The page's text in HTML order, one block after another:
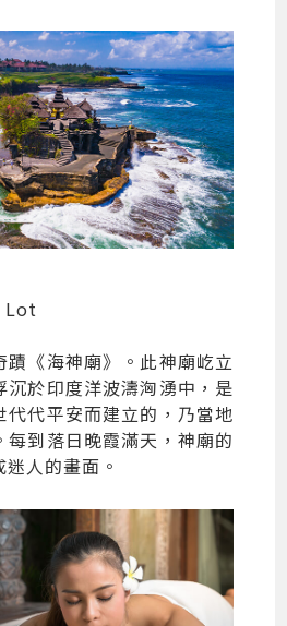
Lot
蹟《海神廟》。此神廟屹立
沉於印度洋波濤洶湧中，是
代代平安而建立的，乃當地
每到落日晚霞滿天，神廟的
人的畫面。